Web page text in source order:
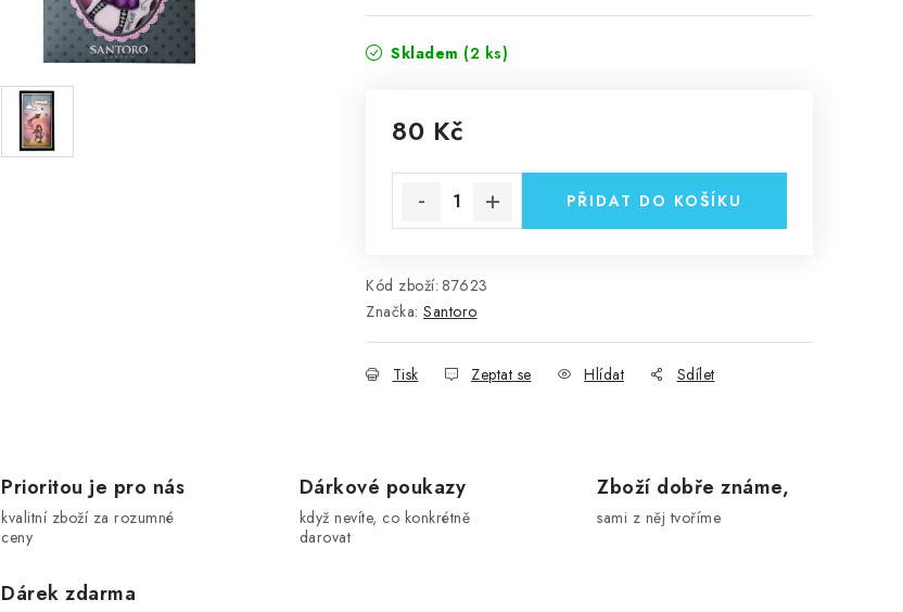
Skladem (2 ks)
80 Kč
PŘIDAT DO KOŠÍKU
Kód zboží: 87623
Značka: Santoro
Tisk Zeptat se Hlídat Sdílet
Prioritou je pro nás
kvalitní zboží za rozumné
ceny
Dárkové poukazy
když nevíte, co konkrétně
darovat
Zboží dobře známe,
sami z něj tvoříme
Dárek zdarma